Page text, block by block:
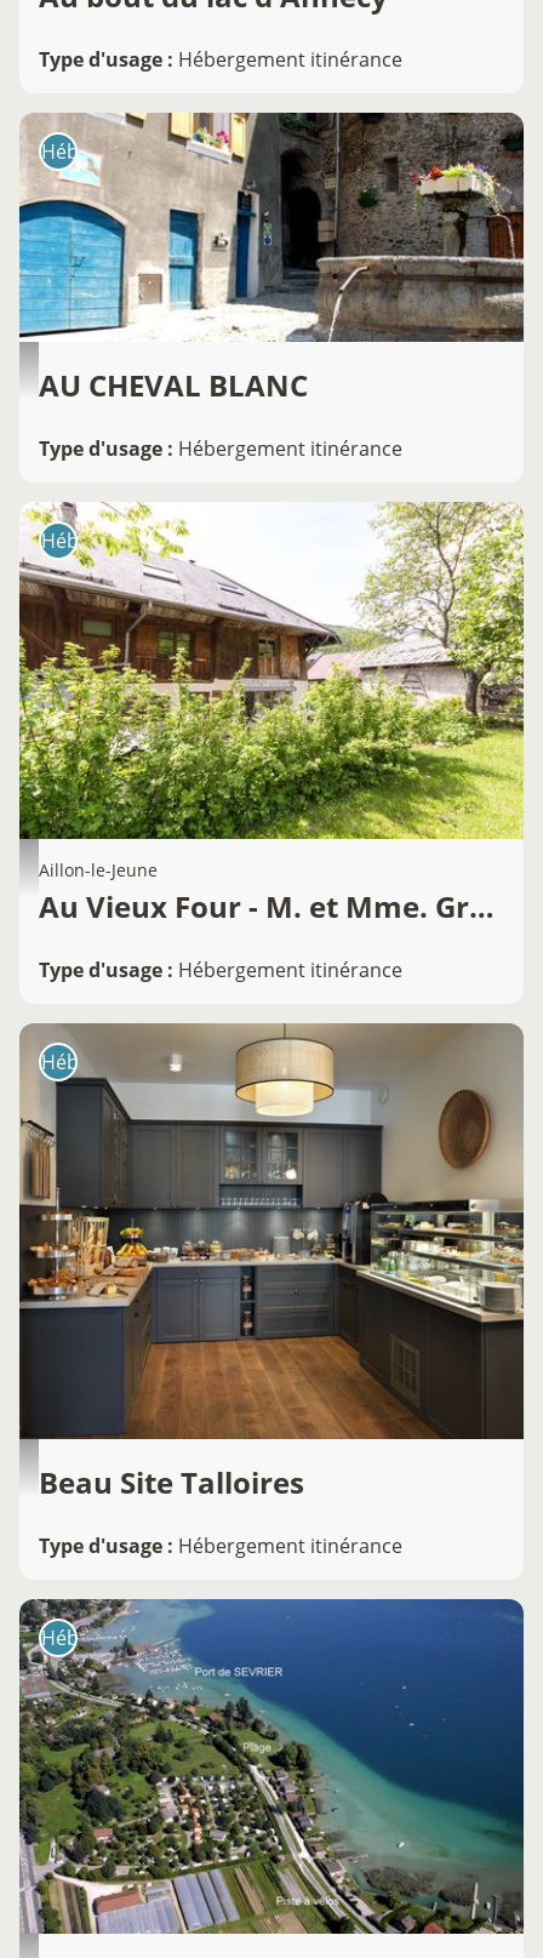
Type d'usage : Hébergement itinérance
Hébergement
AU CHEVAL BLANC
Type d'usage : Hébergement itinérance
Hébergement
Aillon-le-Jeune
Au Vieux Four - M. et Mme. Grandhaye
Type d'usage : Hébergement itinérance
Hébergement
Beau Site Talloires
Type d'usage : Hébergement itinérance
Hébergement